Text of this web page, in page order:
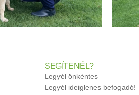
SEGÍTENÉL?
Legyél önkéntes
Legyél ideiglenes befogadó!